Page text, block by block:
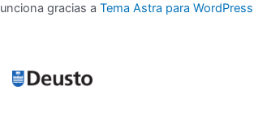
gracias a Tema Astra para WordPress